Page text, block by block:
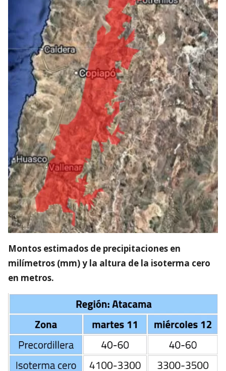
Montos estimados de precipitaciones en
milímetros (mm) y la altura de la isoterma cero
en metros.